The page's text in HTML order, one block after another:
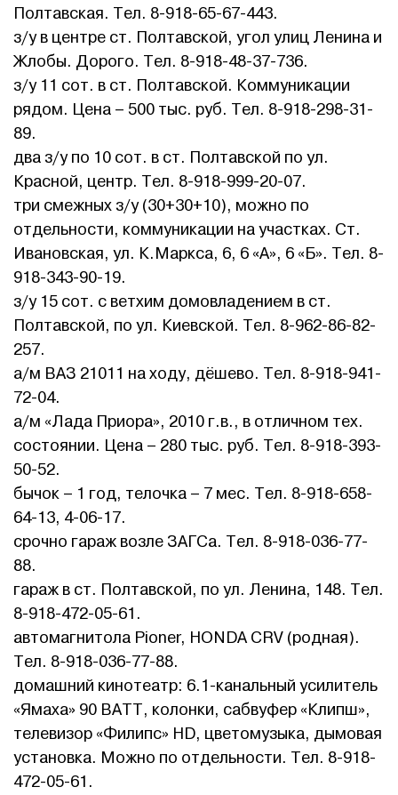
Полтавская. Тел. 8-918-65-67-443.
з/у в центре ст. Полтавской, угол улиц Ленина и
Жлобы. Дорого. Тел. 8-918-48-37-736.
з/у 11 сот. в ст. Полтавской. Коммуникации
рядом. Цена – 500 тыс. руб. Тел. 8-918-298-31-
89.
два з/у по 10 сот. в ст. Полтавской по ул.
Красной, центр. Тел. 8-918-999-20-07.
три смежных з/у (30+30+10), можно по
отдельности, коммуникации на участках. Ст.
Ивановская, ул. К.Маркса, 6, 6 «А», 6 «Б». Тел. 8-
918-343-90-19.
з/у 15 сот. с ветхим домовладением в ст.
Полтавской, по ул. Киевской. Тел. 8-962-86-82-
257.
а/м ВАЗ 21011 на ходу, дёшево. Тел. 8-918-941-
72-04.
а/м «Лада Приора», 2010 г.в., в отличном тех.
состоянии. Цена – 280 тыс. руб. Тел. 8-918-393-
50-52.
бычок – 1 год, телочка – 7 мес. Тел. 8-918-658-
64-13, 4-06-17.
срочно гараж возле ЗАГСа. Тел. 8-918-036-77-
88.
гараж в ст. Полтавской, по ул. Ленина, 148. Тел.
8-918-472-05-61.
автомагнитола Pioner, HONDA CRV (родная).
Тел. 8-918-036-77-88.
домашний кинотеатр: 6.1-канальный усилитель
«Ямаха» 90 ВАТТ, колонки, сабвуфер «Клипш»,
телевизор «Филипс» HD, цветомузыка, дымовая
установка. Можно по отдельности. Тел. 8-918-
472-05-61.